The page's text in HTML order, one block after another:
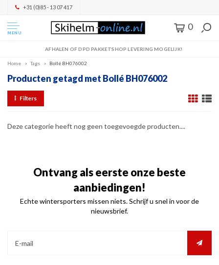
+31 (0)85 - 13 07 417
MENU
0
AFHALEN OF DPD PAKKETSHOP LEVERING MOGELIJK!
Home Tags Bollé BH076002
Producten getagd met Bollé BH076002
Filters
Deze categorie heeft nog geen toegevoegde producten....
Ontvang als eerste onze beste
aanbiedingen!
Echte wintersporters missen niets. Schrijf u snel in voor de
nieuwsbrief.